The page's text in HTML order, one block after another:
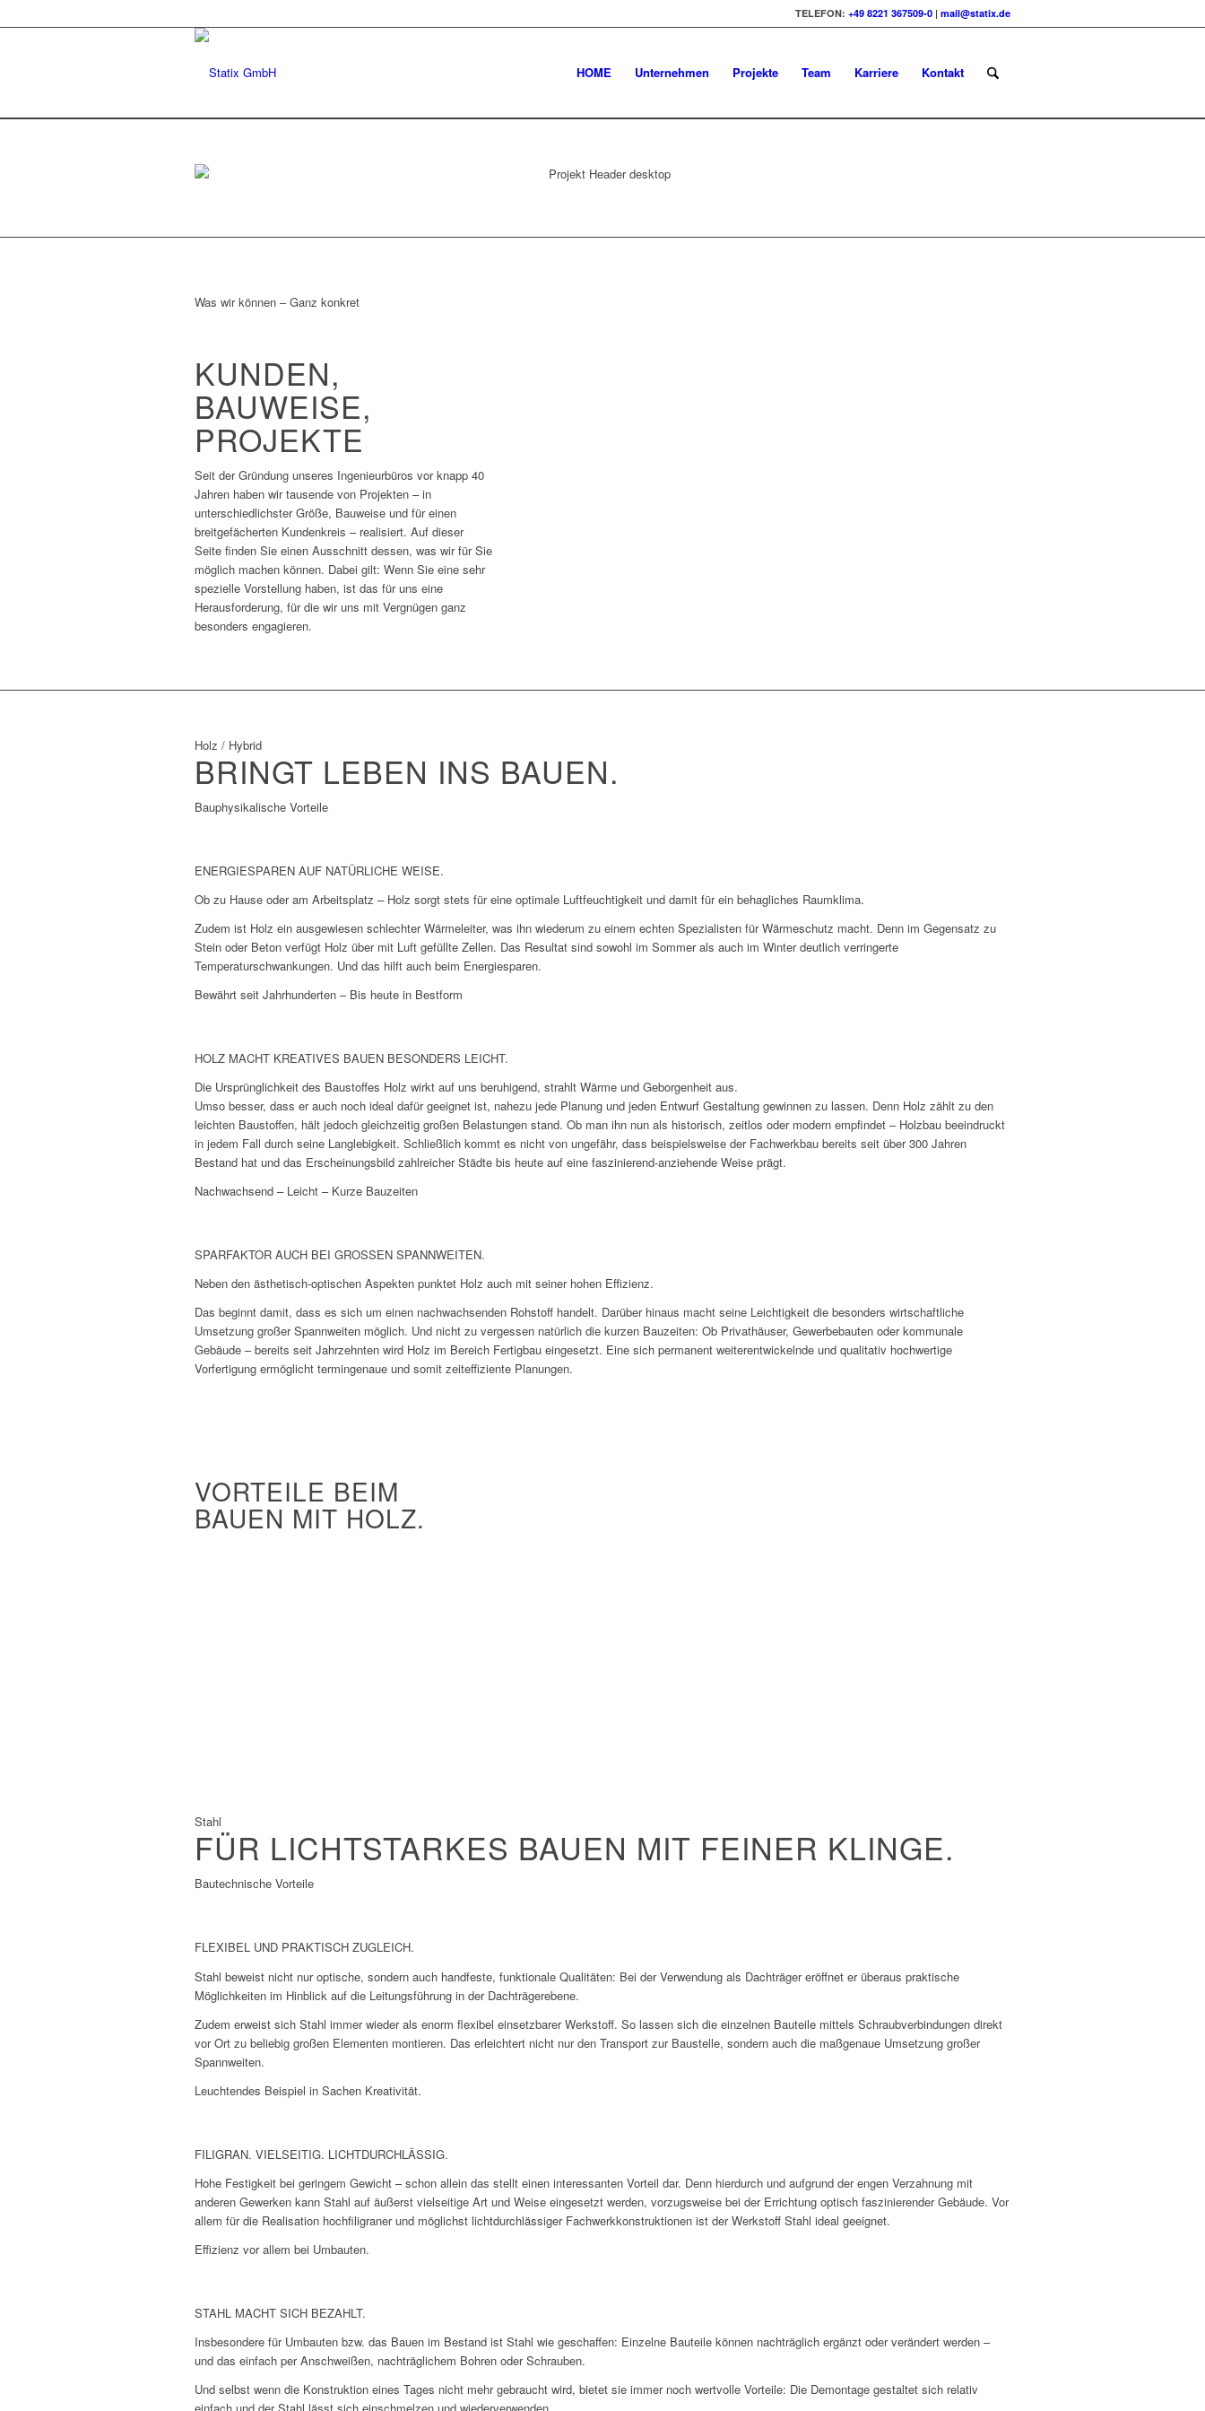
TELEFON: +49 8221 367509-0 | mail@statix.de
HOME Unternehmen Projekte Team Karriere Kontakt
Was wir können – Ganz konkret
KUNDEN,
BAUWEISE,
PROJEKTE
Seit der Gründung unseres Ingenieurbüros vor knapp 40
Jahren haben wir tausende von Projekten – in
unterschiedlichster Größe, Bauweise und für einen
breitgefächerten Kundenkreis – realisiert. Auf dieser
Seite finden Sie einen Ausschnitt dessen, was wir für Sie
möglich machen können. Dabei gilt: Wenn Sie eine sehr
spezielle Vorstellung haben, ist das für uns eine
Herausforderung, für die wir uns mit Vergnügen ganz
besonders engagieren.
Holz / Hybrid
BRINGT LEBEN INS BAUEN.
Bauphysikalische Vorteile
ENERGIESPAREN AUF NATÜRLICHE WEISE.
Ob zu Hause oder am Arbeitsplatz – Holz sorgt stets für eine optimale Luftfeuchtigkeit und damit für ein behagliches Raumklima.
Zudem ist Holz ein ausgewiesen schlechter Wärmeleiter, was ihn wiederum zu einem echten Spezialisten für Wärmeschutz macht. Denn im Gegensatz zu
Stein oder Beton verfügt Holz über mit Luft gefüllte Zellen. Das Resultat sind sowohl im Sommer als auch im Winter deutlich verringerte
Temperaturschwankungen. Und das hilft auch beim Energiesparen.
Bewährt seit Jahrhunderten – Bis heute in Bestform
HOLZ MACHT KREATIVES BAUEN BESONDERS LEICHT.
Die Ursprünglichkeit des Baustoffes Holz wirkt auf uns beruhigend, strahlt Wärme und Geborgenheit aus.
Umso besser, dass er auch noch ideal dafür geeignet ist, nahezu jede Planung und jeden Entwurf Gestaltung gewinnen zu lassen. Denn Holz zählt zu den
leichten Baustoffen, hält jedoch gleichzeitig großen Belastungen stand. Ob man ihn nun als historisch, zeitlos oder modern empfindet – Holzbau beeindruckt
in jedem Fall durch seine Langlebigkeit. Schließlich kommt es nicht von ungefähr, dass beispielsweise der Fachwerkbau bereits seit über 300 Jahren
Bestand hat und das Erscheinungsbild zahlreicher Städte bis heute auf eine faszinierend-anziehende Weise prägt.
Nachwachsend – Leicht – Kurze Bauzeiten
SPARFAKTOR AUCH BEI GROSSEN SPANNWEITEN.
Neben den ästhetisch-optischen Aspekten punktet Holz auch mit seiner hohen Effizienz.
Das beginnt damit, dass es sich um einen nachwachsenden Rohstoff handelt. Darüber hinaus macht seine Leichtigkeit die besonders wirtschaftliche
Umsetzung großer Spannweiten möglich. Und nicht zu vergessen natürlich die kurzen Bauzeiten: Ob Privathäuser, Gewerbebauten oder kommunale
Gebäude – bereits seit Jahrzehnten wird Holz im Bereich Fertigbau eingesetzt. Eine sich permanent weiterentwickelnde und qualitativ hochwertige
Vorfertigung ermöglicht termingenaue und somit zeiteffiziente Planungen.
VORTEILE BEIM
BAUEN MIT HOLZ.
Stahl
FÜR LICHTSTARKES BAUEN MIT FEINER KLINGE.
Bautechnische Vorteile
FLEXIBEL UND PRAKTISCH ZUGLEICH.
Stahl beweist nicht nur optische, sondern auch handfeste, funktionale Qualitäten: Bei der Verwendung als Dachträger eröffnet er überaus praktische
Möglichkeiten im Hinblick auf die Leitungsführung in der Dachträgerebene.
Zudem erweist sich Stahl immer wieder als enorm flexibel einsetzbarer Werkstoff. So lassen sich die einzelnen Bauteile mittels Schraubverbindungen direkt
vor Ort zu beliebig großen Elementen montieren. Das erleichtert nicht nur den Transport zur Baustelle, sondern auch die maßgenaue Umsetzung großer
Spannweiten.
Leuchtendes Beispiel in Sachen Kreativität.
FILIGRAN. VIELSEITIG. LICHTDURCHLÄSSIG.
Hohe Festigkeit bei geringem Gewicht – schon allein das stellt einen interessanten Vorteil dar. Denn hierdurch und aufgrund der engen Verzahnung mit
anderen Gewerken kann Stahl auf äußerst vielseitige Art und Weise eingesetzt werden, vorzugsweise bei der Errichtung optisch faszinierender Gebäude. Vor
allem für die Realisation hochfiligraner und möglichst lichtdurchlässiger Fachwerkkonstruktionen ist der Werkstoff Stahl ideal geeignet.
Effizienz vor allem bei Umbauten.
STAHL MACHT SICH BEZAHLT.
Insbesondere für Umbauten bzw. das Bauen im Bestand ist Stahl wie geschaffen: Einzelne Bauteile können nachträglich ergänzt oder verändert werden –
und das einfach per Anschweißen, nachträglichem Bohren oder Schrauben.
Und selbst wenn die Konstruktion eines Tages nicht mehr gebraucht wird, bietet sie immer noch wertvolle Vorteile: Die Demontage gestaltet sich relativ